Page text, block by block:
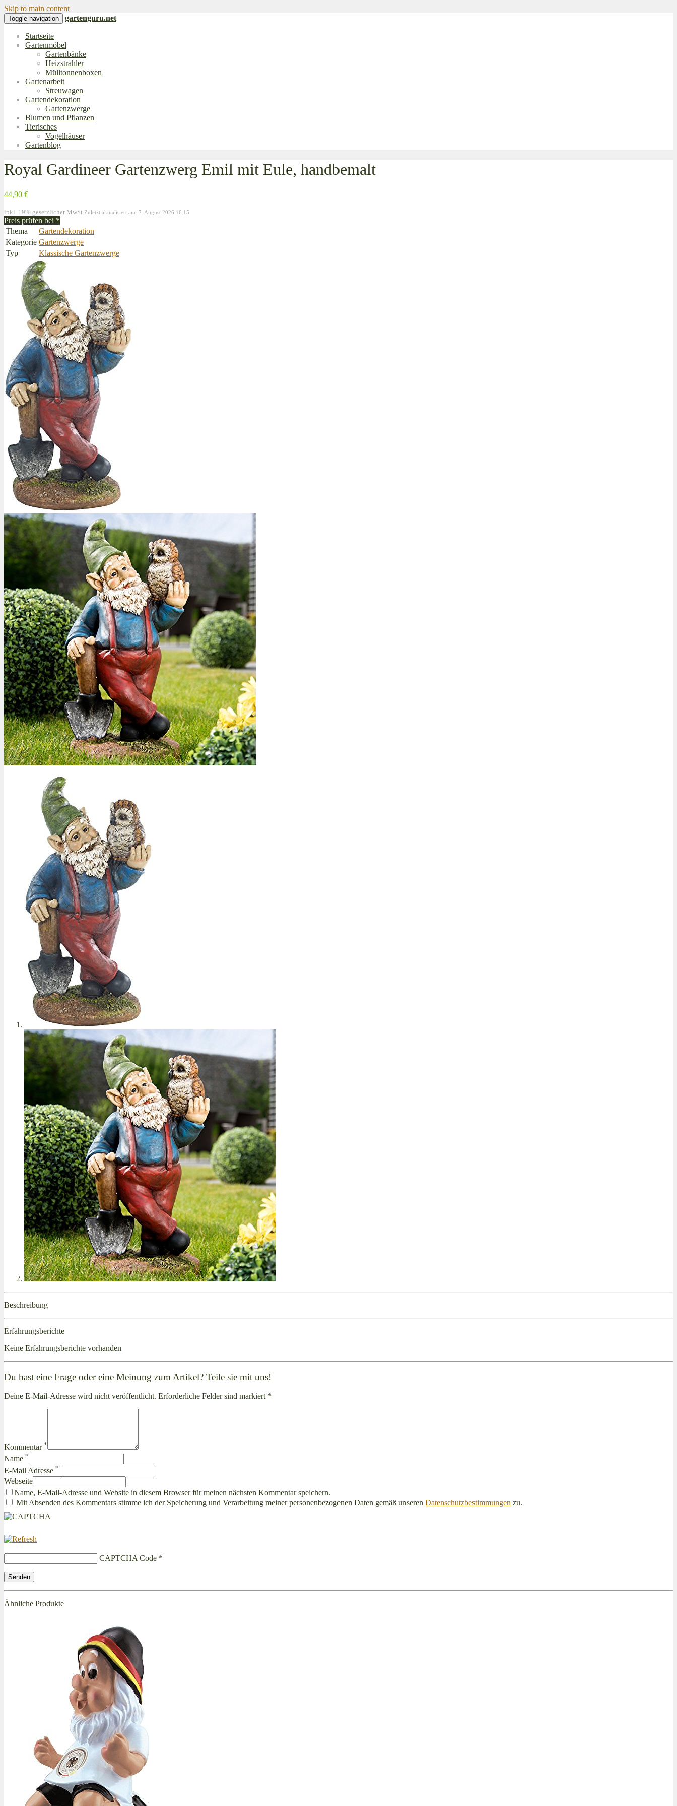
Skip to main content
Toggle navigation gartenguru.net
Startseite
Gartenmöbel
Gartenbänke
Heizstrahler
Mülltonnenboxen
Gartenarbeit
Streuwagen
Gartendekoration
Gartenzwerge
Blumen und Pflanzen
Tierisches
Vogelhäuser
Gartenblog
Royal Gardineer Gartenzwerg Emil mit Eule, handbemalt
44,90 €
inkl. 19% gesetzlicher MwSt. Zuletzt aktualisiert am: 7. August 2026 16:15
Preis prüfen bei *
Thema
Gartendekoration
Kategorie Gartenzwerge
Typ
Klassische Gartenzwerge
Beschreibung
Erfahrungsberichte
Keine Erfahrungsberichte vorhanden
Du hast eine Frage oder eine Meinung zum Artikel? Teile sie mit uns!
Deine E-Mail-Adresse wird nicht veröffentlicht. Erforderliche Felder sind markiert *
Kommentar *
Name *
E-Mail Adresse *
Webseite
Name, E-Mail-Adresse und Website in diesem Browser für meinen nächsten Kommentar speichern.
Mit Absenden des Kommentars stimme ich der Speicherung und Verarbeitung meiner personenbezogenen Daten gemäß unseren Datenschutzbestimmungen zu.
CAPTCHA Code *
Ähnliche Produkte